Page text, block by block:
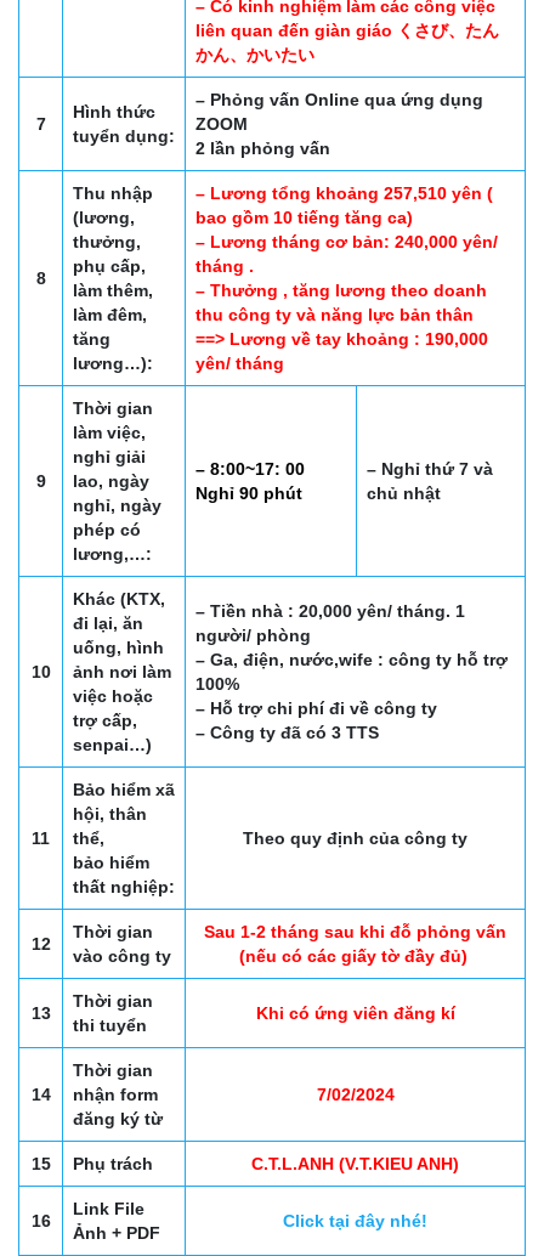
– Có kinh nghiệm làm các công việc
liên quan đến giàn giáo くさび、たん
かん、かいたい
7
Hình thức
tuyển dụng:
– Phỏng vấn Online qua ứng dụng
ZOOM
2 lần phỏng vấn
8
Thu nhập
(lương,
thưởng,
phụ cấp,
làm thêm,
làm đêm,
tăng
lương…):
– Lương tổng khoảng 257,510 yên (
bao gồm 10 tiếng tăng ca)
– Lương tháng cơ bản: 240,000 yên/
tháng .
– Thưởng , tăng lương theo doanh
thu công ty và năng lực bản thân
==> Lương về tay khoảng : 190,000
yên/ tháng
9
Thời gian
làm việc,
nghỉ giải
lao, ngày
nghỉ, ngày
phép có
lương,…:
– 8:00~17: 00
Nghỉ 90 phút
– Nghỉ thứ 7 và
chủ nhật
10
Khác (KTX,
đi lại, ăn
uống, hình
ảnh nơi làm
việc hoặc
trợ cấp,
senpai…)
– Tiền nhà : 20,000 yên/ tháng. 1
người/ phòng
– Ga, điện, nước,wife : công ty hỗ trợ
100%
– Hỗ trợ chi phí đi về công ty
– Công ty đã có 3 TTS
11
Bảo hiểm xã
hội, thân
thể,
bảo hiểm
thất nghiệp:
Theo quy định của công ty
12
Thời gian
vào công ty
Sau 1-2 tháng sau khi đỗ phỏng vấn
(nếu có các giấy tờ đầy đủ)
13
Thời gian
thi tuyển
Khi có ứng viên đăng kí
14
Thời gian
nhận form
đăng ký từ
7/02/2024
15 Phụ trách C.T.L.ANH (V.T.KIEU ANH)
16
Link File
Ảnh + PDF
Click tại đây nhé!